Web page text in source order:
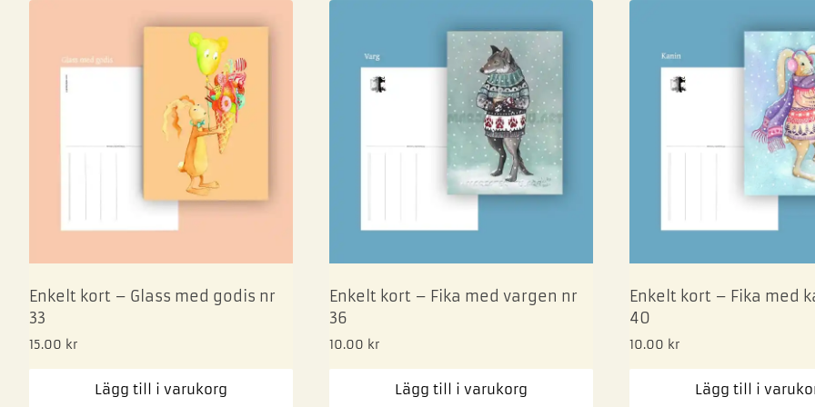
Enkelt kort – Glass med godis nr
33
15.00 kr
Lägg till i varukorg
Enkelt kort – Fika med vargen nr
36
10.00 kr
Lägg till i varukorg
Enkelt kort – Fika med
40
10.00 kr
Lägg till i